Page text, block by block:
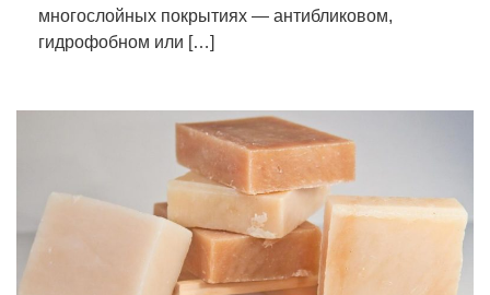
многослойных покрытиях — антибликовом,
гидрофобном или […]